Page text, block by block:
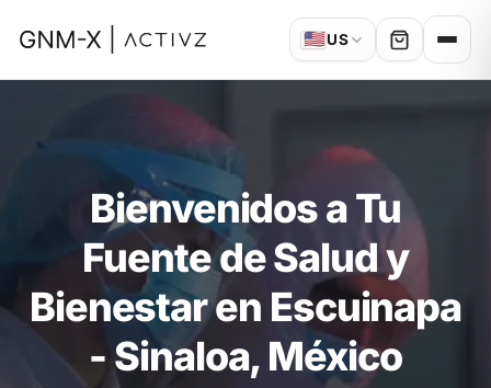
🇺🇸US
Bienvenidos a Tu
Fuente de Salud y
Bienestar en Escuinapa
- Sinaloa, México